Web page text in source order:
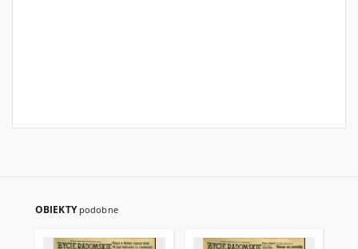
OBIEKTY podobne